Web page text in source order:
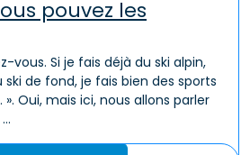
pouvez les
vous. Si je fais déjà du ski alpin,
de fond, je fais bien des sports
Oui, mais ici, nous allons parler